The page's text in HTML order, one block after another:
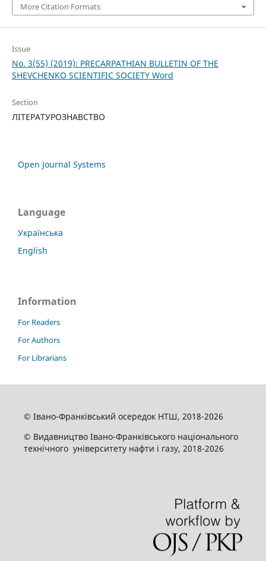
More Citation Formats
Issue
No. 3(55) (2019): PRECARPATHIAN BULLETIN OF THE
SHEVCHENKO SCIENTIFIC SOCIETY Word
Section
ЛІТЕРАТУРОЗНАВСТВО
Open Journal Systems
Language
Українська
English
Information
For Readers
For Authors
For Librarians
© Івано-Франківський осередок НТШ, 2018-2026
© Видавництво Івано-Франківського національного
технічного університету нафти і газу, 2018-2026